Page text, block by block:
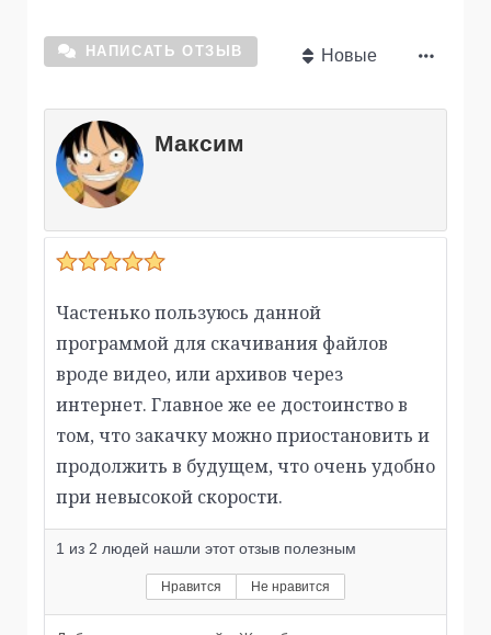
НАПИСАТЬ ОТЗЫВ Новые
Максим
Частенько пользуюсь данной
программой для скачивания файлов
вроде видео, или архивов через
интернет. Главное же ее достоинство в
том, что закачку можно приостановить и
продолжить в будущем, что очень удобно
при невысокой скорости.
1 из 2 людей нашли этот отзыв полезным
Нравится Не нравится